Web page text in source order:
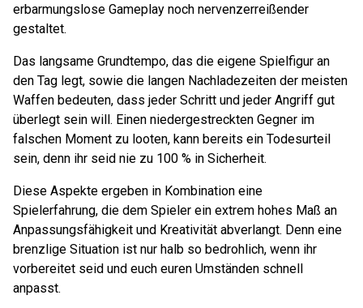
erbarmungslose Gameplay noch nervenzerreißender
gestaltet.
Das langsame Grundtempo, das die eigene Spielfigur an
den Tag legt, sowie die langen Nachladezeiten der meisten
Waffen bedeuten, dass jeder Schritt und jeder Angriff gut
überlegt sein will. Einen niedergestreckten Gegner im
falschen Moment zu looten, kann bereits ein Todesurteil
sein, denn ihr seid nie zu 100 % in Sicherheit.
Diese Aspekte ergeben in Kombination eine
Spielerfahrung, die dem Spieler ein extrem hohes Maß an
Anpassungsfähigkeit und Kreativität abverlangt. Denn eine
brenzlige Situation ist nur halb so bedrohlich, wenn ihr
vorbereitet seid und euch euren Umständen schnell
anpasst.